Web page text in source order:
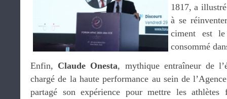
1817, a
à se
ciment est
consommé
Enfin, Claude Onesta, mythique entraîneur de
chargé de la haute performance au sein de
partagé son expérience pour mettre les athlètes